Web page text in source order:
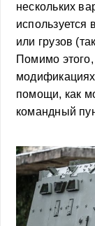
нескольких
используется
или грузов
Помимо
помощи, как
командный